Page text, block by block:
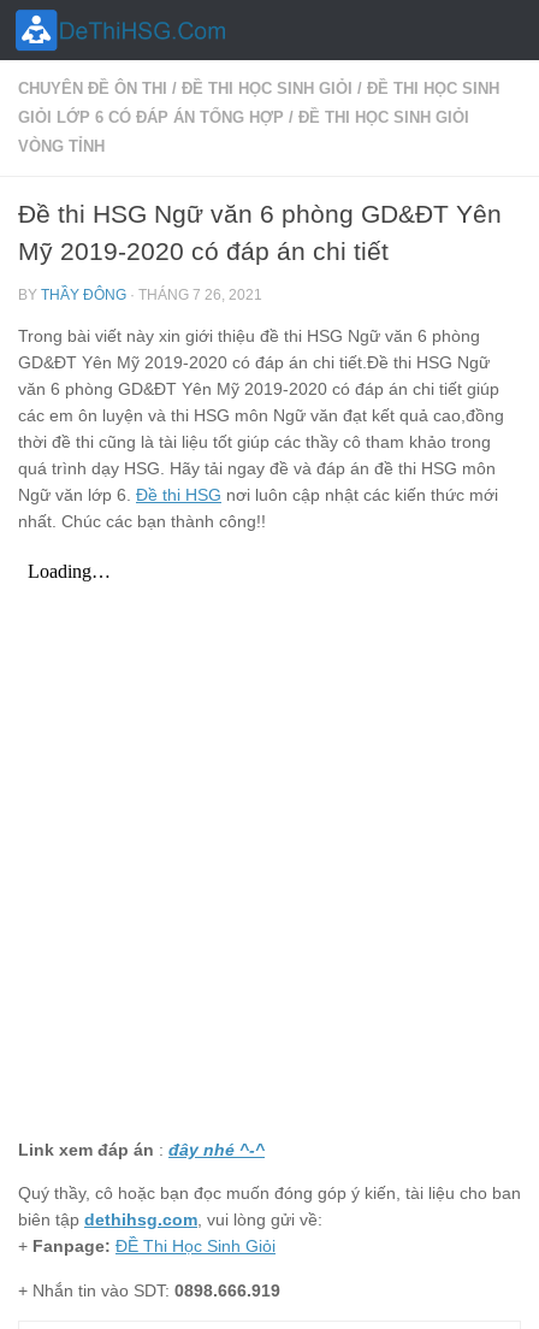
Skip to content
CHUYÊN ĐỀ ÔN THI / ĐỀ THI HỌC SINH GIỎI / ĐỀ THI HỌC SINH
GIỎI LỚP 6 CÓ ĐÁP ÁN TỔNG HỢP / ĐỀ THI HỌC SINH GIỎI
VÒNG TỈNH
Đề thi HSG Ngữ văn 6 phòng GD&ĐT Yên
Mỹ 2019-2020 có đáp án chi tiết
BY THẦY ĐÔNG · THÁNG 7 26, 2021
Trong bài viết này xin giới thiệu đề thi HSG Ngữ văn 6 phòng
GD&ĐT Yên Mỹ 2019-2020 có đáp án chi tiết.Đề thi HSG Ngữ
văn 6 phòng GD&ĐT Yên Mỹ 2019-2020 có đáp án chi tiết giúp
các em ôn luyện và thi HSG môn Ngữ văn đạt kết quả cao,đồng
thời đề thi cũng là tài liệu tốt giúp các thầy cô tham khảo trong
quá trình dạy HSG. Hãy tải ngay đề và đáp án đề thi HSG môn
Ngữ văn lớp 6. Đề thi HSG nơi luôn cập nhật các kiến thức mới
nhất. Chúc các bạn thành công!!
Link xem đáp án : đây nhé ^-^
Quý thầy, cô hoặc bạn đọc muốn đóng góp ý kiến, tài liệu cho ban
biên tập dethihsg.com, vui lòng gửi về:
+ Fanpage: ĐỀ Thi Học Sinh Giỏi
+ Nhắn tin vào SDT: 0898.666.919